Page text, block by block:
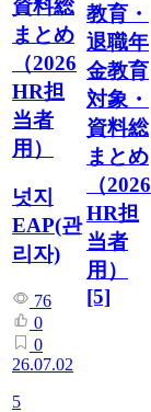
資料総
まとめ
（2026
HR担
当者
用）
넛지
EAP(관
리자)
76
0
0
26.07.02
5
教育・
退職年
金教育
対象・
資料総
まとめ
（2026
HR担
当者
用）
[5]